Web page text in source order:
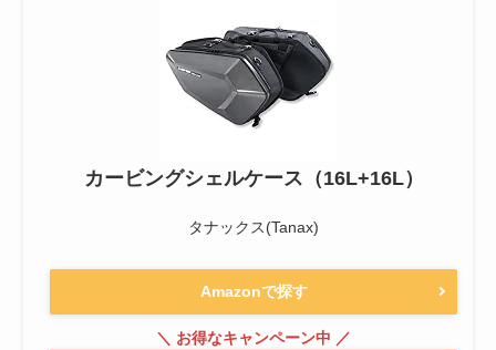
カービングシェルケース（16L+16L）
タナックス(Tanax)
Amazonで探す